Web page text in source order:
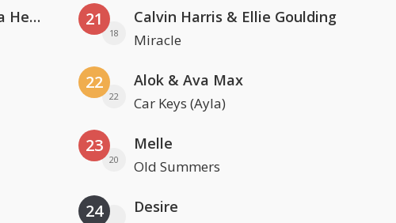
Nathan Dawe, Joel Corry & Ella Henderson 21
18
Calvin Harris & Ellie Goulding
Miracle
22
22
Alok & Ava Max
Car Keys (Ayla)
23
20
Melle
Old Summers
24 Desire